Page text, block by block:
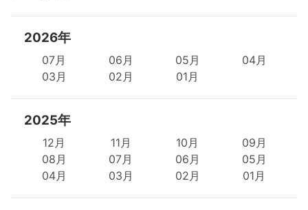
2026年
07月 06月 05月
04月
03月
02月 01月
2025年
12月 11月 10月
09月
08月
07月 06月
05月
04月
03月 02月 01月